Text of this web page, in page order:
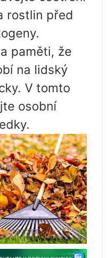
rostlin před
paměti, že
na lidský
V tomto
osobní